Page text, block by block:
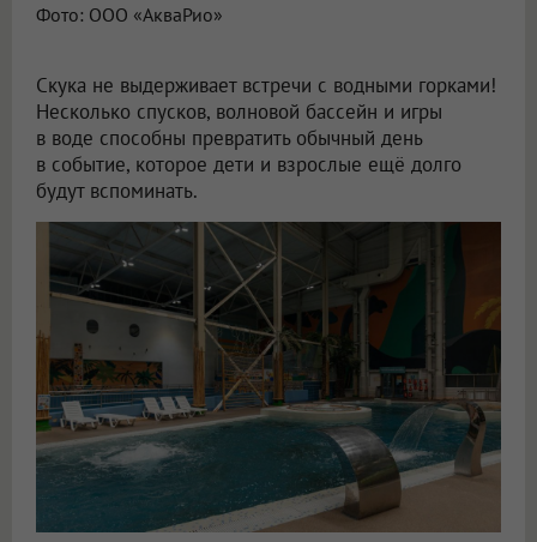
Фото: ООО «АкваРио»
Скука не выдерживает встречи с водными горками!
Несколько спусков, волновой бассейн и игры
в воде способны превратить обычный день
в событие, которое дети и взрослые ещё долго
будут вспоминать.